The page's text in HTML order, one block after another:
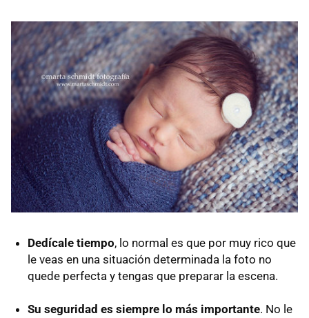
Dedícale tiempo, lo normal es que por muy rico que
le veas en una situación determinada la foto no
quede perfecta y tengas que preparar la escena.
Su seguridad es siempre lo más importante. No le